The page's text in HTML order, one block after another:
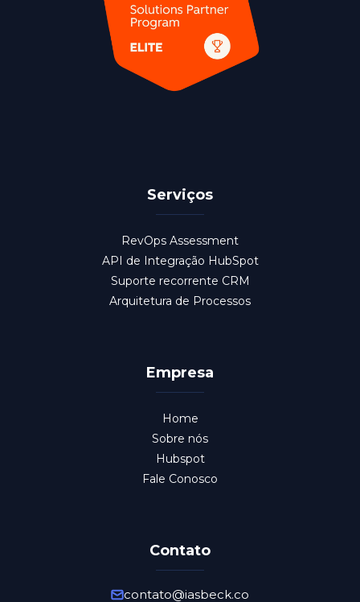
Serviços
RevOps Assessment
API de Integração HubSpot
Suporte recorrente CRM
Arquitetura de Processos
Empresa
Home
Sobre nós
Hubspot
Fale Conosco
Contato
contato@iasbeck.co